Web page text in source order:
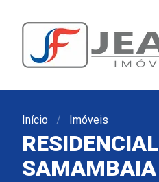
Início Imóveis
RESIDENCIAL
SAMAMBAIA